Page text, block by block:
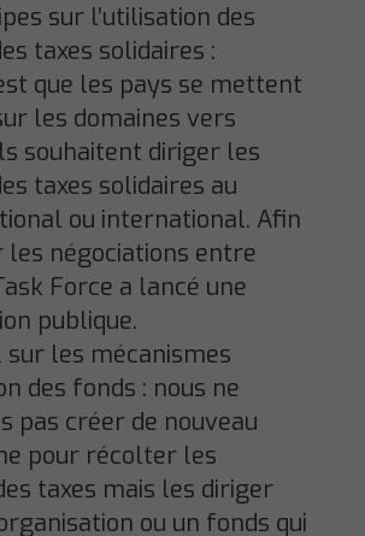
sur l’utilisation des
taxes solidaires :
que les pays se mettent
les domaines vers
souhaitent diriger les
taxes solidaires au
ou international. Afin
les négociations entre
Force a lancé une
publique.
les mécanismes
des fonds : nous ne
pas créer de nouveau
pour récolter les
taxes mais les diriger
ou un fonds qui